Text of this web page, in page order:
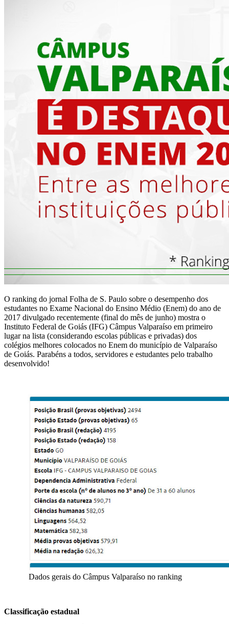
O ranking do jornal Folha de S. Paulo sobre o desempenho dos
estudantes no Exame Nacional do Ensino Médio (Enem) do ano de
2017 divulgado recentemente (final do mês de junho) mostra o
Instituto Federal de Goiás (IFG) Câmpus Valparaíso em primeiro
lugar na lista (considerando escolas públicas e privadas) dos
colégios melhores colocados no Enem do município de Valparaíso
de Goiás. Parabéns a todos, servidores e estudantes pelo trabalho
desenvolvido!
Dados gerais do Câmpus Valparaíso no ranking
Classificação estadual